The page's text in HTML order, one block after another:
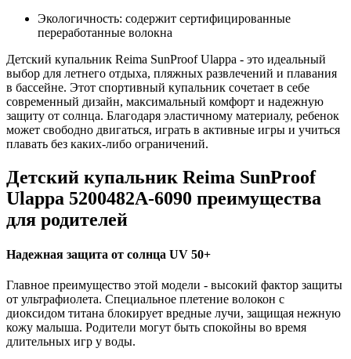
Экологичность: содержит сертифицированные
переработанные волокна
Детский купальник Reima SunProof Ulappa - это идеальный
выбор для летнего отдыха, пляжных развлечений и плавания
в бассейне. Этот спортивный купальник сочетает в себе
современный дизайн, максимальный комфорт и надежную
защиту от солнца. Благодаря эластичному материалу, ребенок
может свободно двигаться, играть в активные игры и учиться
плавать без каких-либо ограничений.
Детский купальник Reima SunProof
Ulappa 5200482A-6090 преимущества
для родителей
Надежная защита от солнца UV 50+
Главное преимущество этой модели - высокий фактор защиты
от ультрафиолета. Специальное плетение волокон с
диоксидом титана блокирует вредные лучи, защищая нежную
кожу малыша. Родители могут быть спокойны во время
длительных игр у воды.